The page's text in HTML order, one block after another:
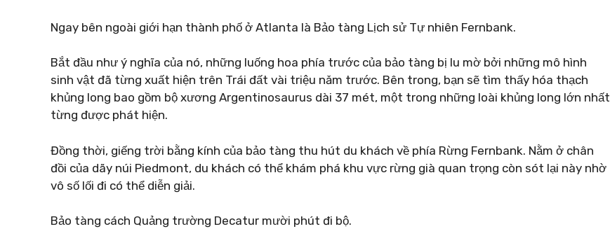
Ngay bên ngoài giới hạn thành phố ở Atlanta là Bảo tàng Lịch sử Tự nhiên Fernbank.
Bắt đầu như ý nghĩa của nó, những luống hoa phía trước của bảo tàng bị lu mờ bởi những mô hình
sinh vật đã từng xuất hiện trên Trái đất vài triệu năm trước. Bên trong, bạn sẽ tìm thấy hóa thạch
khủng long bao gồm bộ xương Argentinosaurus dài 37 mét, một trong những loài khủng long lớn nhất
từng được phát hiện.
Đồng thời, giếng trời bằng kính của bảo tàng thu hút du khách về phía Rừng Fernbank. Nằm ở chân
đồi của dãy núi Piedmont, du khách có thể khám phá khu vực rừng già quan trọng còn sót lại này nhờ
vô số lối đi có thể diễn giải.
Bảo tàng cách Quảng trường Decatur mười phút đi bộ.